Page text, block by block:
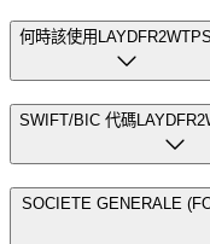
何時該使用
SWIFT/BIC 代碼
SOCIETE GENERALE